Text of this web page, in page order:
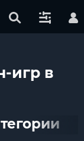
игр в